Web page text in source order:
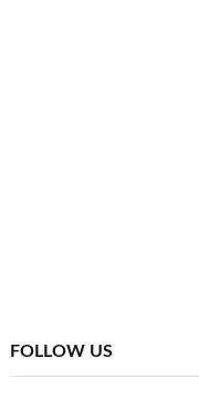
FOLLOW US